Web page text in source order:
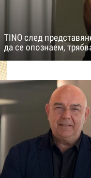
TINO след
да се опознаем,